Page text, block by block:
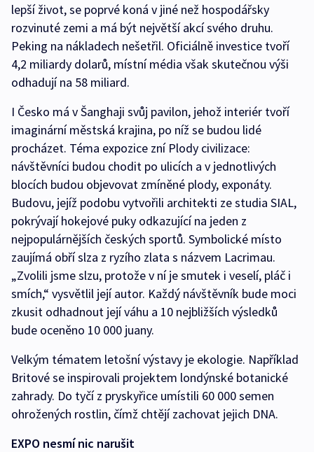
lepší život, se poprvé koná v jiné než hospodářsky
rozvinuté zemi a má být největší akcí svého druhu.
Peking na nákladech nešetřil. Oficiálně investice tvoří
4,2 miliardy dolarů, místní média však skutečnou výši
odhadují na 58 miliard.
I Česko má v Šanghaji svůj pavilon, jehož interiér tvoří
imaginární městská krajina, po níž se budou lidé
procházet. Téma expozice zní Plody civilizace:
návštěvníci budou chodit po ulicích a v jednotlivých
blocích budou objevovat zmíněné plody, exponáty.
Budovu, jejíž podobu vytvořili architekti ze studia SIAL,
pokrývají hokejové puky odkazující na jeden z
nejpopulárnějších českých sportů. Symbolické místo
zaujímá obří slza z ryzího zlata s názvem Lacrimau.
„Zvolili jsme slzu, protože v ní je smutek i veselí, pláč i
smích,“ vysvětlil její autor. Každý návštěvník bude moci
zkusit odhadnout její váhu a 10 nejbližších výsledků
bude oceněno 10 000 juany.
Velkým tématem letošní výstavy je ekologie. Například
Britové se inspirovali projektem londýnské botanické
zahrady. Do tyčí z pryskyřice umístili 60 000 semen
ohrožených rostlin, čímž chtějí zachovat jejich DNA.
EXPO nesmí nic narušit